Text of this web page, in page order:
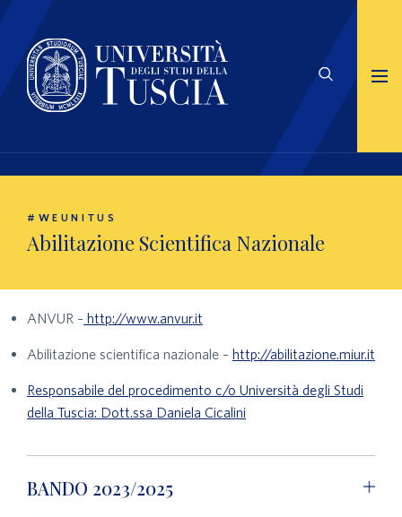
#WEUNITUS
Abilitazione Scientifica Nazionale
ANVUR – http://www.anvur.it
Abilitazione scientifica nazionale – http://abilitazione.miur.it
Responsabile del procedimento c/o Università degli Studi
della Tuscia: Dott.ssa Daniela Cicalini
BANDO 2023/2025